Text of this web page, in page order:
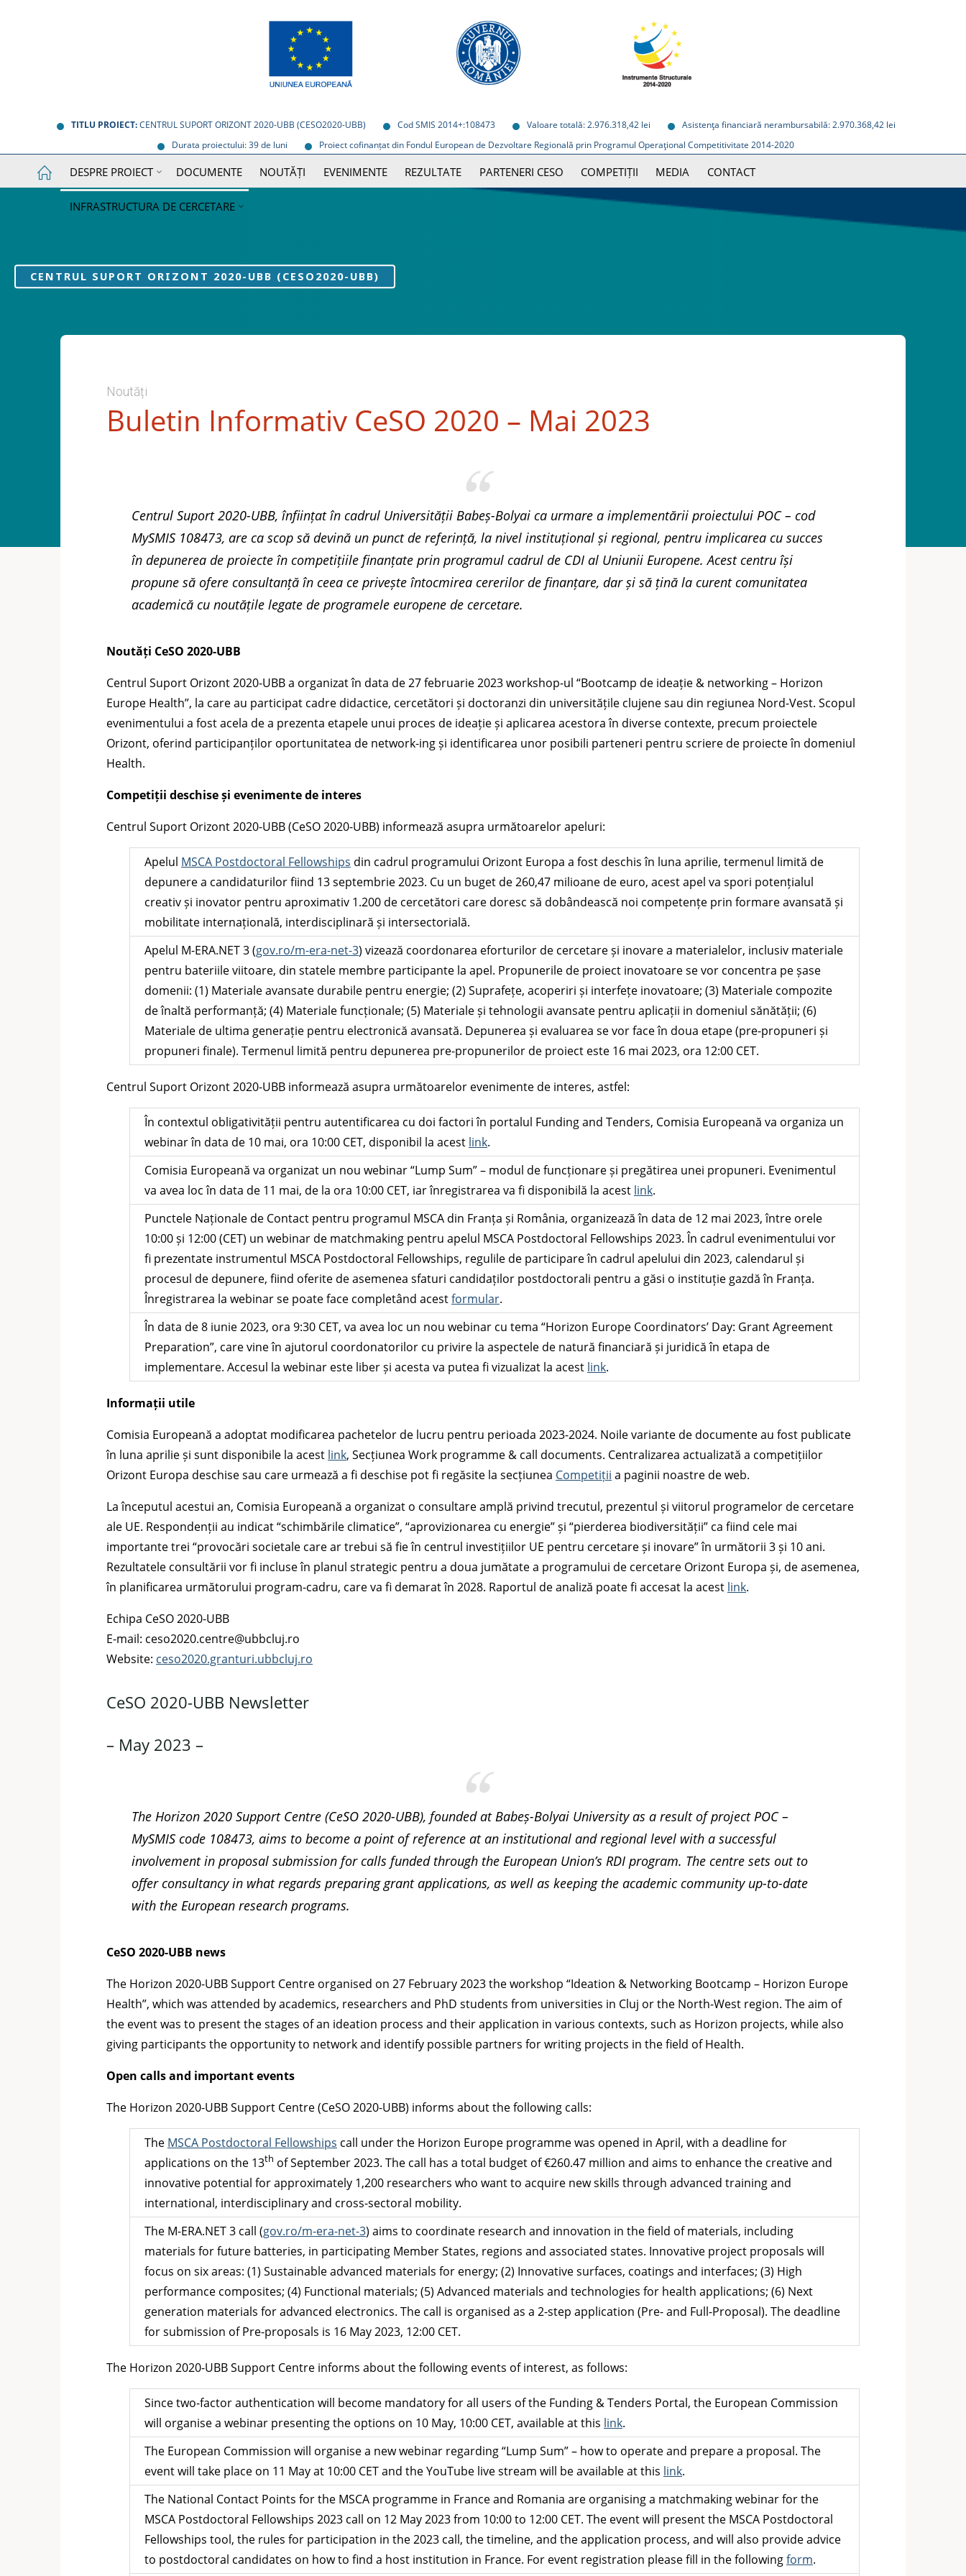
TITLU PROIECT:CENTRUL SUPORT ORIZONT 2020-UBB (CESO2020-UBB) Cod SMIS 2014+:108473 Valoare totală: 2.976.318,42 lei
Asistenţa financiară nerambursabilă: 2.970.368,42 lei
Durata proiectului: 39 de luni
Proiect cofinanțat din Fondul European de Dezvoltare Regională prin Programul Operaţional Competitivitate 2014-2020
CENTRUL SUPORT ORIZONT 2020-UBB (CESO2020-UBB)
DESPRE PROIECT DOCUMENTE NOUTĂȚI EVENIMENTE REZULTATE PARTENERI CESO COMPETIȚII MEDIA CONTACT
INFRASTRUCTURA DE CERCETARE
Noutăți
Buletin Informativ CeSO 2020 – Mai 2023
Centrul Suport 2020-UBB, înființat în cadrul Universității Babeș-Bolyai ca urmare a implementării proiectului POC – cod
MySMIS 108473, are ca scop să devină un punct de referință, la nivel instituțional și regional, pentru implicarea cu succes
în depunerea de proiecte în competițiile finanțate prin programul cadrul de CDI al Uniunii Europene. Acest centru își
propune să ofere consultanță în ceea ce privește întocmirea cererilor de finanțare, dar și să țină la curent comunitatea
academică cu noutățile legate de programele europene de cercetare.
Noutăți CeSO 2020-UBB
Centrul Suport Orizont 2020-UBB a organizat în data de 27 februarie 2023 workshop-ul “Bootcamp de ideație & networking – Horizon
Europe Health”, la care au participat cadre didactice, cercetători și doctoranzi din universitățile clujene sau din regiunea Nord-Vest. Scopul
evenimentului a fost acela de a prezenta etapele unui proces de ideație și aplicarea acestora în diverse contexte, precum proiectele
Orizont, oferind participanților oportunitatea de network-ing și identificarea unor posibili parteneri pentru scriere de proiecte în domeniul
Health.
Competiții deschise și evenimente de interes
Centrul Suport Orizont 2020-UBB (CeSO 2020-UBB) informează asupra următoarelor apeluri:
Apelul MSCA Postdoctoral Fellowships din cadrul programului Orizont Europa a fost deschis în luna aprilie, termenul limită de
depunere a candidaturilor fiind 13 septembrie 2023. Cu un buget de 260,47 milioane de euro, acest apel va spori potențialul
creativ și inovator pentru aproximativ 1.200 de cercetători care doresc să dobândească noi competențe prin formare avansată și
mobilitate internațională, interdisciplinară și intersectorială.
Apelul M-ERA.NET 3 (gov.ro/m-era-net-3) vizează coordonarea eforturilor de cercetare și inovare a materialelor, inclusiv materiale
pentru bateriile viitoare, din statele membre participante la apel. Propunerile de proiect inovatoare se vor concentra pe șase
domenii: (1) Materiale avansate durabile pentru energie; (2) Suprafețe, acoperiri și interfețe inovatoare; (3) Materiale compozite
de înaltă performanță; (4) Materiale funcționale; (5) Materiale și tehnologii avansate pentru aplicații in domeniul sănătății; (6)
Materiale de ultima generație pentru electronică avansată. Depunerea și evaluarea se vor face în doua etape (pre-propuneri și
propuneri finale). Termenul limită pentru depunerea pre-propunerilor de proiect este 16 mai 2023, ora 12:00 CET.
Centrul Suport Orizont 2020-UBB informează asupra următoarelor evenimente de interes, astfel:
În contextul obligativității pentru autentificarea cu doi factori în portalul Funding and Tenders, Comisia Europeană va organiza un
webinar în data de 10 mai, ora 10:00 CET, disponibil la acest link.
Comisia Europeană va organizat un nou webinar “Lump Sum” – modul de funcționare și pregătirea unei propuneri. Evenimentul
va avea loc în data de 11 mai, de la ora 10:00 CET, iar înregistrarea va fi disponibilă la acest link.
Punctele Naționale de Contact pentru programul MSCA din Franța și România, organizează în data de 12 mai 2023, între orele
10:00 și 12:00 (CET) un webinar de matchmaking pentru apelul MSCA Postdoctoral Fellowships 2023. În cadrul evenimentului vor
fi prezentate instrumentul MSCA Postdoctoral Fellowships, regulile de participare în cadrul apelului din 2023, calendarul și
procesul de depunere, fiind oferite de asemenea sfaturi candidaților postdoctorali pentru a găsi o instituție gazdă în Franța.
Înregistrarea la webinar se poate face completând acestformular.
În data de 8 iunie 2023, ora 9:30 CET, va avea loc un nou webinar cu tema “Horizon Europe Coordinators’ Day: Grant Agreement
Preparation”, care vine în ajutorul coordonatorilor cu privire la aspectele de natură financiară și juridică în etapa de
implementare. Accesul la webinar este liber și acesta va putea fi vizualizat la acest link.
Informații utile
Comisia Europeană a adoptat modificarea pachetelor de lucru pentru perioada 2023-2024. Noile variante de documente au fost publicate
în luna aprilie și sunt disponibile la acest link, Secțiunea Work programme & call documents. Centralizarea actualizată a competițiilor
Orizont Europa deschise sau care urmează a fi deschise pot fi regăsite la secțiunea Competiții a paginii noastre de web.
La începutul acestui an, Comisia Europeană a organizat o consultare amplă privind trecutul, prezentul și viitorul programelor de cercetare
ale UE. Respondenții au indicat “schimbările climatice”, “aprovizionarea cu energie” și “pierderea biodiversității” ca fiind cele mai
importante trei “provocări societale care ar trebui să fie în centrul investițiilor UE pentru cercetare și inovare” în următorii 3 și 10 ani.
Rezultatele consultării vor fi incluse în planul strategic pentru a doua jumătate a programului de cercetare Orizont Europa și, de asemenea,
în planificarea următorului program-cadru, care va fi demarat în 2028. Raportul de analiză poate fi accesat la acest link.
Echipa CeSO 2020-UBB
E-mail: ceso2020.centre@ubbcluj.ro
Website: ceso2020.granturi.ubbcluj.ro
CeSO 2020-UBB Newsletter
– May 2023 –
The Horizon 2020 Support Centre (CeSO 2020-UBB), founded at Babeș-Bolyai University as a result of project POC –
MySMIS code 108473, aims to become a point of reference at an institutional and regional level with a successful
involvement in proposal submission for calls funded through the European Union’s RDI program. The centre sets out to
offer consultancy in what regards preparing grant applications, as well as keeping the academic community up-to-date
with the European research programs.
CeSO 2020-UBB news
The Horizon 2020-UBB Support Centre organised on 27 February 2023 the workshop “Ideation & Networking Bootcamp – Horizon Europe
Health”, which was attended by academics, researchers and PhD students from universities in Cluj or the North-West region. The aim of
the event was to present the stages of an ideation process and their application in various contexts, such as Horizon projects, while also
giving participants the opportunity to network and identify possible partners for writing projects in the field of Health.
Open calls and important events
The Horizon 2020-UBB Support Centre (CeSO 2020-UBB) informs about the following calls:
The MSCA Postdoctoral Fellowships call under the Horizon Europe programme was opened in April, with a deadline for
applications on the 13th of September 2023. The call has a total budget of €260.47 million and aims to enhance the creative and
innovative potential for approximately 1,200 researchers who want to acquire new skills through advanced training and
international, interdisciplinary and cross-sectoral mobility.
The M-ERA.NET 3 call (gov.ro/m-era-net-3) aims to coordinate research and innovation in the field of materials, including
materials for future batteries, in participating Member States, regions and associated states. Innovative project proposals will
focus on six areas: (1) Sustainable advanced materials for energy; (2) Innovative surfaces, coatings and interfaces; (3) High
performance composites; (4) Functional materials; (5) Advanced materials and technologies for health applications; (6) Next
generation materials for advanced electronics. The call is organised as a 2-step application (Pre- and Full-Proposal). The deadline
for submission of Pre-proposals is 16 May 2023, 12:00 CET.
The Horizon 2020-UBB Support Centre informs about the following events of interest, as follows:
Since two-factor authentication will become mandatory for all users of the Funding & Tenders Portal, the European Commission
will organise a webinar presenting the options on 10 May, 10:00 CET, available at this link.
The European Commission will organise a new webinar regarding “Lump Sum” – how to operate and prepare a proposal. The
event will take place on 11 May at 10:00 CET and the YouTube live stream will be available at this link.
The National Contact Points for the MSCA programme in France and Romania are organising a matchmaking webinar for the
MSCA Postdoctoral Fellowships 2023 call on 12 May 2023 from 10:00 to 12:00 CET. The event will present the MSCA Postdoctoral
Fellowships tool, the rules for participation in the 2023 call, the timeline, and the application process, and will also provide advice
to postdoctoral candidates on how to find a host institution in France. For event registration please fill in the followingform.